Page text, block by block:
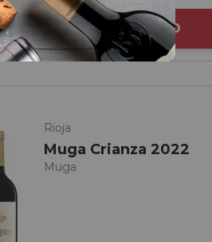
AÑADIR AL CARRITO
Rioja
Muga Crianza 2022
Muga